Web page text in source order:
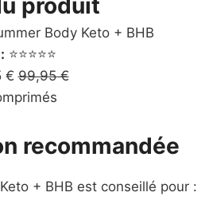
produit
Body Keto + BHB
⭐⭐⭐⭐⭐
€99,95 €
recommandée
+ BHB est conseillé pour :